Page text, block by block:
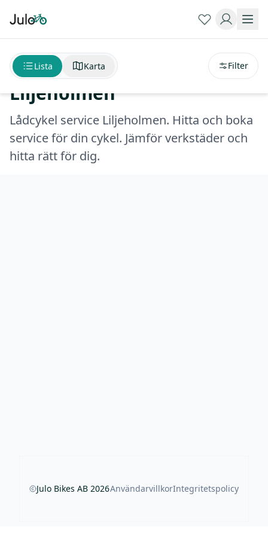
Lådcykel service
Liljeholmen
Lådcykel service Liljeholmen. Hitta och boka
service för din cykel. Jämför verkstäder och
hitta rätt för dig.
Lista Karta Filter
avstånd
Julo Bikes AB 2026AnvändarvillkorIntegritetspolicy